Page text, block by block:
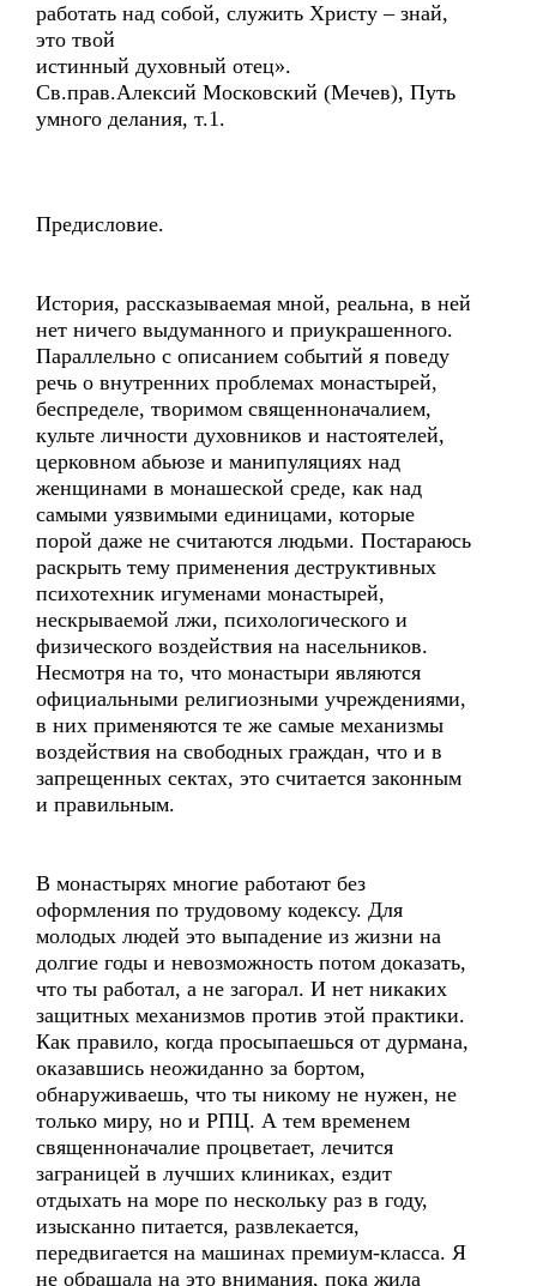
работать над собой, служить Христу – знай,
это твой
истинный духовный отец».
Св.прав.Алексий Московский (Мечев), Путь
умного делания, т.1.
Предисловие.
История, рассказываемая мной, реальна, в ней
нет ничего выдуманного и приукрашенного.
Параллельно с описанием событий я поведу
речь о внутренних проблемах монастырей,
беспределе, творимом священноначалием,
культе личности духовников и настоятелей,
церковном абьюзе и манипуляциях над
женщинами в монашеской среде, как над
самыми уязвимыми единицами, которые
порой даже не считаются людьми. Постараюсь
раскрыть тему применения деструктивных
психотехник игуменами монастырей,
нескрываемой лжи, психологического и
физического воздействия на насельников.
Несмотря на то, что монастыри являются
официальными религиозными учреждениями,
в них применяются те же самые механизмы
воздействия на свободных граждан, что и в
запрещенных сектах, это считается законным
и правильным.
В монастырях многие работают без
оформления по трудовому кодексу. Для
молодых людей это выпадение из жизни на
долгие годы и невозможность потом доказать,
что ты работал, а не загорал. И нет никаких
защитных механизмов против этой практики.
Как правило, когда просыпаешься от дурмана,
оказавшись неожиданно за бортом,
обнаруживаешь, что ты никому не нужен, не
только миру, но и РПЦ. А тем временем
священноначалие процветает, лечится
заграницей в лучших клиниках, ездит
отдыхать на море по нескольку раз в году,
изысканно питается, развлекается,
передвигается на машинах премиум-класса. Я
не обращала на это внимания, пока жила